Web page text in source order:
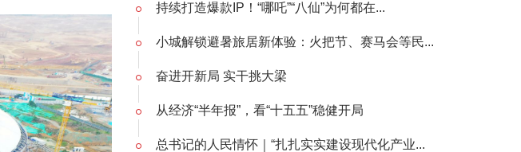
持续打造爆款IP！“哪吒”“八仙”为何都在...
小城解锁避暑旅居新体验：火把节、赛马会等民...
奋进开新局 实干挑大梁
从经济“半年报”，看“十五五”稳健开局
总书记的人民情怀｜“扎扎实实建设现代化产业...